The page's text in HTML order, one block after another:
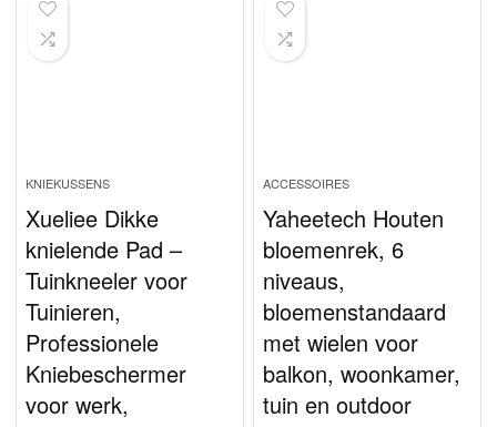
KNIEKUSSENS
Xueliee Dikke
knielende Pad –
Tuinkneeler voor
Tuinieren,
Professionele
Kniebeschermer
voor werk,
ACCESSOIRES
Yaheetech Houten
bloemenrek, 6
niveaus,
bloemenstandaard
met wielen voor
balkon, woonkamer,
tuin en outdoor